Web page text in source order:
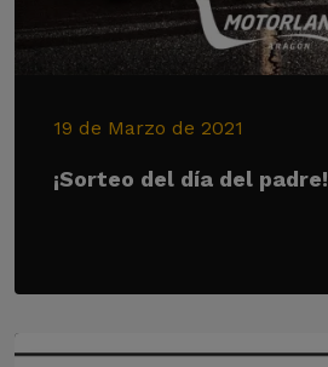
19 de Marzo de 2021
¡Sorteo del día del padre!